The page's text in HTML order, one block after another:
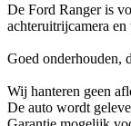
De Ford Ranger is
achteruitrijcamera en
Goed onderhouden,
Wij hanteren geen
De auto wordt